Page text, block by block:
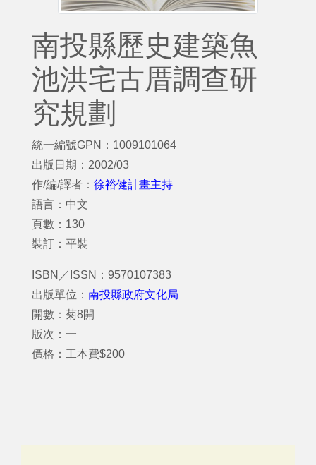
南投縣歷史建築魚
池洪宅古厝調查研
究規劃
統一編號GPN：1009101064
出版日期：2002/03
作/編/譯者： 徐裕健計畫主持
語言：中文
頁數：130
裝訂：平裝
ISBN／ISSN：9570107383
出版單位： 南投縣政府文化局
開數：菊8開
版次：一
價格：工本費$200